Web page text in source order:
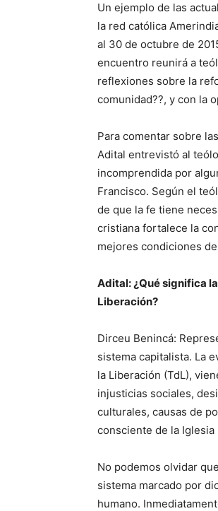
Un ejemplo de las
la red católica
al 30 de octubre de
encuentro reunirá a
reflexiones sobre la
comunidad??, y con la
Para comentar sobre
Adital entrevistó al
incomprendida por
Francisco. Según el
de que la fe tiene
cristiana fortalece la
mejores condiciones
Adital: ¿Qué significa
Liberación?
Dirceu Benincá:
sistema capitalista. La
la Liberación (TdL),
injusticias sociales,
culturales, causas de
consciente de la
No podemos olvidar
sistema marcado por
humano.